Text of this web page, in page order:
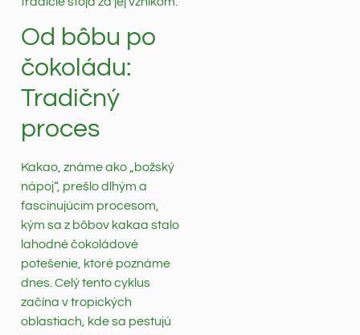
Od bôbu po
čokoládu:
Tradičný
proces
Kakao, známe ako „božský
nápoj“, prešlo dlhým a
fascinujúcim procesom,
kým sa z bôbov kakaa stalo
lahodné čokoládové
potešenie, ktoré poznáme
dnes. Celý tento cyklus
začína v tropických
oblastiach, kde sa pestujú